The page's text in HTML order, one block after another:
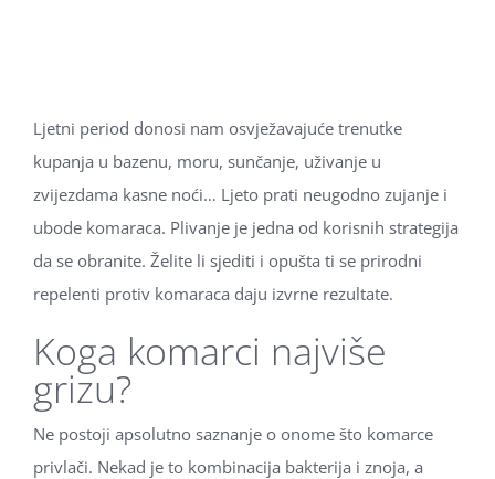
Ljetni period donosi nam osvježavajuće trenutke
kupanja u bazenu, moru, sunčanje, uživanje u
zvijezdama kasne noći… Ljeto prati neugodno zujanje i
ubode komaraca. Plivanje je jedna od korisnih strategija
da se obranite. Želite li sjediti i opušta ti se prirodni
repelenti protiv komaraca daju izvrne rezultate.
Koga komarci najviše
grizu?
Ne postoji apsolutno saznanje o onome što komarce
privlači. Nekad je to kombinacija bakterija i znoja, a